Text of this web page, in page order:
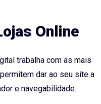
Online
trabalha com as mais
dar ao seu site a
e navegabilidade.